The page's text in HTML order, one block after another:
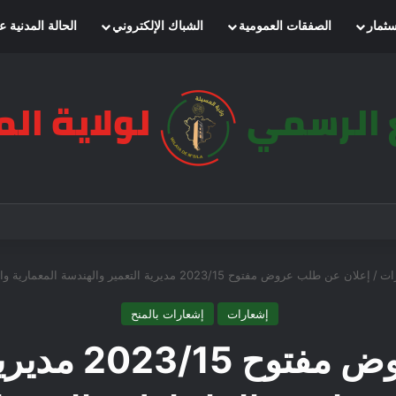
الصفقات العمومية الشباك الإلكتروني الحالة
/ إعلان عن طلب عروض مفتوح 2023/15 مديرية التعمير والهندسة المعمارية والبناء لولاية المسيلة
إشعارات إشعارات بالمنح
إعلان عن